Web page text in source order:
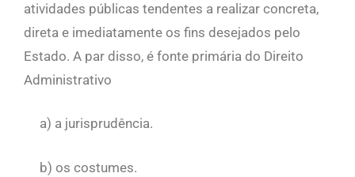
atividades públicas tendentes a realizar concreta,
direta e imediatamente os fins desejados pelo
Estado. A par disso, é fonte primária do Direito
Administrativo
a) a jurisprudência.
b) os costumes.